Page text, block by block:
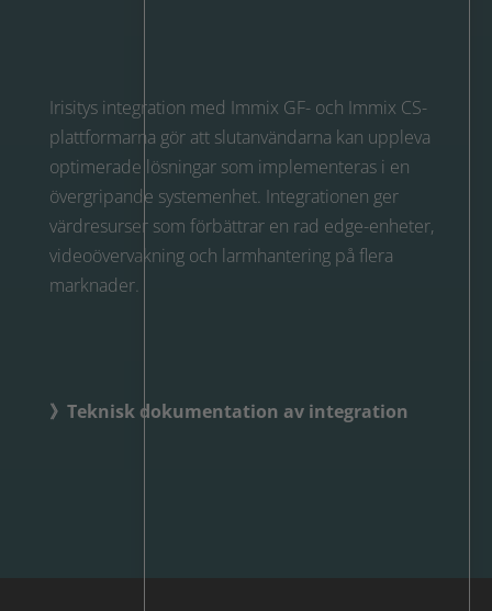
Irisitys integration med Immix GF- och Immix CS-
plattformarna gör att slutanvändarna kan uppleva
optimerade lösningar som implementeras i en
övergripande systemenhet. Integrationen ger
värdresurser som förbättrar en rad edge-enheter,
videoövervakning och larmhantering på flera
marknader.
》Teknisk dokumentation av integration